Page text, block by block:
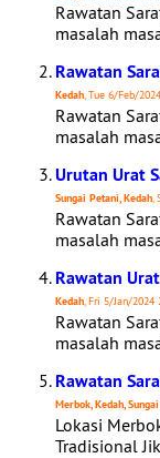
Rawatan
masalah
Rawatan
Kedah, Tue 6/Feb/
Rawatan
masalah
Urutan Urat
Sungai Petani, Kedah,
Rawatan
masalah
Rawatan
Kedah, Fri 5/Jan/2024
Rawatan
masalah
Rawatan
Merbok, Kedah,
Lokasi
Tradisional